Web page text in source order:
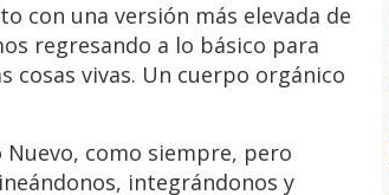
con una versión más elevada de
regresando a lo básico para
cosas vivas. Un cuerpo orgánico
como siempre, pero
integrándonos y